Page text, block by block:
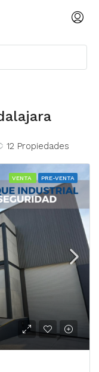
12 Propiedades
VENTA PRE-VENTA